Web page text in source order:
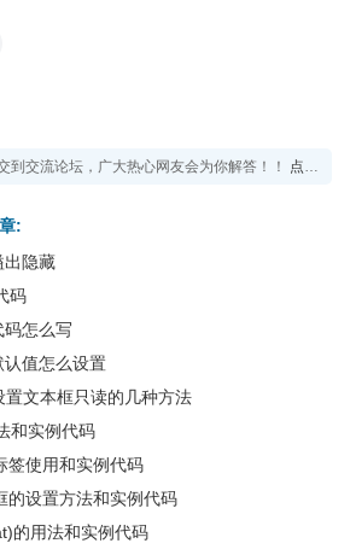
到交流论坛，广大热心网友会为你解答！！ 点击进入论坛
:
出隐藏
码
怎么写
值怎么设置
置文本框只读的几种方法
和实例代码
签使用和实例代码
的设置方法和实例代码
的用法和实例代码